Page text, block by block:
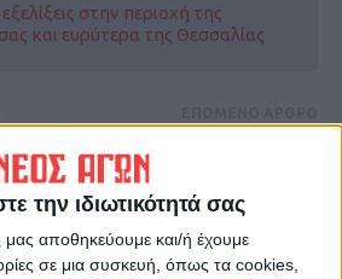
την ιδιωτικότητά σας
μας αποθηκεύουμε και/ή έχουμε
σε μια συσκευή, όπως τα cookies,
στην περιοχή της
και ευρύτερα της Θεσσαλίας
και πάλι ο Ατρόμητος Παλαμά